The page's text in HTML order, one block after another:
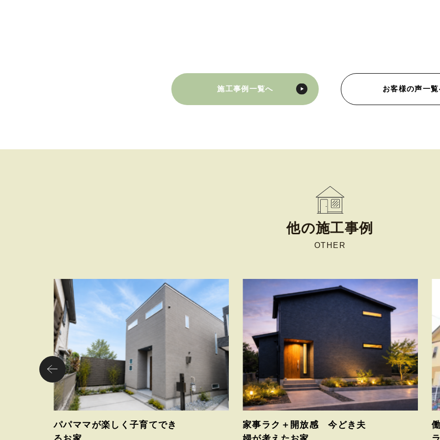
施工事例一覧へ お客様の声一
他の施工事例
OTHER
パパママが楽しく子育てでき
家事ラク＋開放感 今どき夫